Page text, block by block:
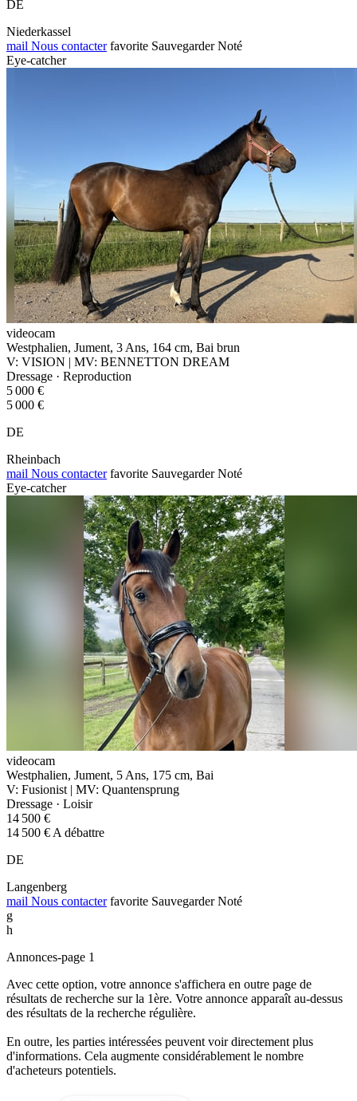
DE
Niederkassel
mail Nous contacter favorite Sauvegarder Noté
Eye-catcher
videocam
Westphalien, Jument, 3 Ans, 164 cm, Bai brun
V: VISION | MV: BENNETTON DREAM
Dressage · Reproduction
5 000 €
5 000 €
DE
Rheinbach
mail Nous contacter favorite Sauvegarder Noté
Eye-catcher
videocam
Westphalien, Jument, 5 Ans, 175 cm, Bai
V: Fusionist | MV: Quantensprung
Dressage · Loisir
14 500 €
14 500 € A débattre
DE
Langenberg
mail Nous contacter favorite Sauvegarder Noté
g
h
Annonces-page 1
Avec cette option, votre annonce s'affichera en outre page de
résultats de recherche sur la 1ère. Votre annonce apparaît au-dessus
des résultats de la recherche régulière.
En outre, les parties intéressées peuvent voir directement plus
d'informations. Cela augmente considérablement le nombre
d'acheteurs potentiels.